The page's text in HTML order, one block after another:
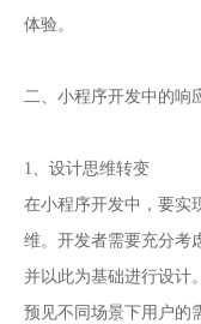
体验。
二、小程序开发中的响
1、设计思维转变
在小程序开发中，要实
维。开发者需要充分考
并以此为基础进行设计
预见不同场景下用户的